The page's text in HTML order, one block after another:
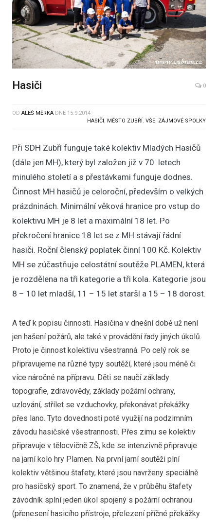
Hasiči 0
OD ALEŠ MĚRKA DNE 15.9.2014
HASIČI , MĚSTO ZUBŘÍ , VŠE, ZÁJMOVÉ SPOLKY
Při SDH Zubří funguje také kolektiv Mladých Hasičů
(dále jen MH), který byl založen již v 70. letech
minulého století a s přestávkami funguje dodnes.
Činnost MH hasičů je celoroční, především o velkých
prázdninách. Minimální věková hranice pro vstup do
kolektivu MH je 8 let a maximální 18 let. Po
překročení hranice 18 let se z MH stávají řádní
hasiči. Roční členský poplatek činní 100 Kč. Kolektiv
MH se zúčastňuje celostátní soutěže PLAMEN, která
je rozdělena na tři kategorie a tři kola. Kategorie jsou
8 – 10 let mladší, 11 – 15 let starší a 15 – 18 dorost.
A teď k popisu činnosti. Hasičina v dnešní době už není
jen hašení požárů, ale také v provádění řady jiných úkolů.
Proto je činnost kolektivu všestranná. Po celý rok se
připravujeme na různé typy soutěží, které jsou méně či
více náročné na přípravu. Děti se naučí základy
topografie, zdravovědy, základy požární ochrany,
uzlování, střílet se vzduchovky, překonávat překážky
přes lano. Tyto dovednosti poté využijí na podzimním
závodu hasičské všestrannosti. Přes zimu se kolektiv
připravuje v tělocvičně ZŠ, kde se intenzivně připravuje
na jarní kolo hry Plamen. Na první jarní soutěži plní
kolektiv většinou štafety, které jsou navrženy speciálně
pro hasičský sport. To znamená, že v průběhu štafety
závodník splní jeden úkol spojený s požární ochranou
(přenesení hasicího přístroje, přelezení příčné překážky